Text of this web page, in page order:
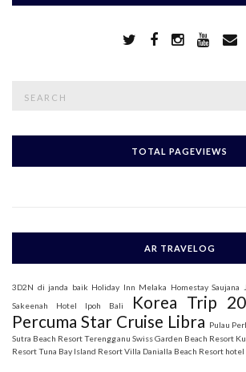
c
f
TOTAL PAGEVIEWS
AR TRAVELOG
3D2N di janda baik Holiday Inn Melaka Homestay Saujana
Sakeenah
Hotel Ipoh Bali Korea Trip
Percuma Star Cruise Libra Pulau
Sutra Beach Resort Terengganu Swiss Garden Beach Resort
ResortTuna Bay Island ResortVilla Danialla Beach Resort hotel